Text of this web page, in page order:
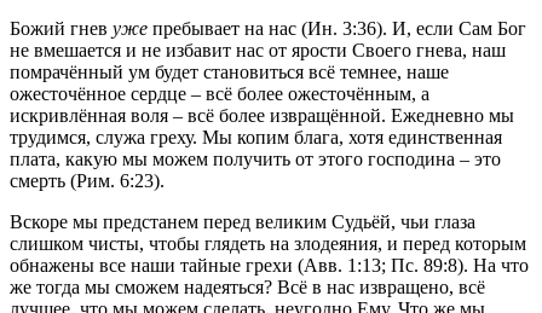
Божий гнев уже пребывает на нас (Ин. 3:36). И, если Сам Бог
не вмешается и не избавит нас от ярости Своего гнева, наш
помрачённый ум будет становиться всё темнее, наше
ожесточённое сердце – всё более ожесточённым, а
искривлённая воля – всё более извращённой. Ежедневно мы
трудимся, служа греху. Мы копим блага, хотя единственная
плата, какую мы можем получить от этого господина – это
смерть (Рим. 6:23).
Вскоре мы предстанем перед великим Судьёй, чьи глаза
слишком чисты, чтобы глядеть на злодеяния, и перед которым
обнажены все наши тайные грехи (Авв. 1:13; Пс. 89:8). На что
же тогда мы сможем надеяться? Всё в нас извращено, всё